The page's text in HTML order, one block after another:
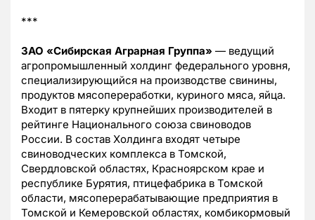
***
ЗАО «Сибирская Аграрная Группа» — ведущий
агропромышленный холдинг федерального уровня,
специализирующийся на производстве свинины,
продуктов мясопереработки, куриного мяса, яйца.
Входит в пятерку крупнейших производителей в
рейтинге Национального союза свиноводов
России. В состав Холдинга входят четыре
свиноводческих комплекса в Томской,
Свердловской областях, Красноярском крае и
республике Бурятия, птицефабрика в Томской
области, мясоперерабатывающие предприятия в
Томской и Кемеровской областях, комбикормовый